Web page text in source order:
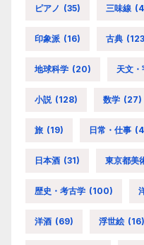
ピアノ (35) 三味線
印象派 (16) 古典
地球科学 (20) 天文・
小説 (128) 数学 (27)
旅 (19) 日常・仕事
日本酒 (31) 東京都美
歴史・考古学 (100)
洋酒 (69) 浮世絵 (16)